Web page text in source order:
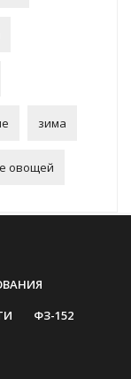
зима
овощей
ФЗ-152